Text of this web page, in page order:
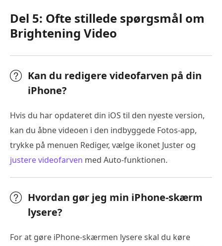
Del 5: Ofte stillede spørgsmål om
Brightening Video
Kan du redigere videofarven på din
iPhone?
Hvis du har opdateret din iOS til den nyeste version,
kan du åbne videoen i den indbyggede Fotos-app,
trykke på menuen Rediger, vælge ikonet Juster og
justere videofarven med Auto-funktionen.
Hvordan gør jeg min iPhone-skærm
lysere?
For at gøre iPhone-skærmen lysere skal du køre